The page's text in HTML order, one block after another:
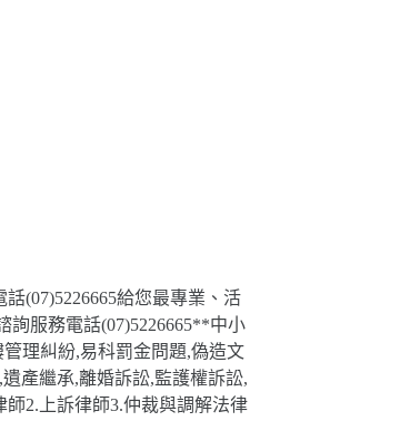
(07)5226665給您最專業、活
服務電話(07)5226665**中小
理糾紛,易科罰金問題,偽造文
產繼承,離婚訴訟,監護權訴訟,
2.上訴律師3.仲裁與調解法律